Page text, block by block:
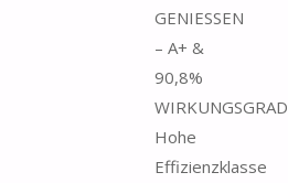
GENIESSEN
– A+ &
90,8%
WIRKUNGSGRAD
Hohe
Effizienzklasse